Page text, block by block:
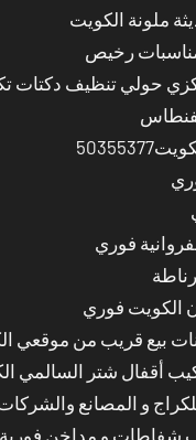
ملونة الكويت
رخيص
حولي تنظيف دكتات
فوري
الكويت فوري
بيع قريب من موقعي
أقفال شتر السالمي
و المصانع
شفاطات و مداخن فورية